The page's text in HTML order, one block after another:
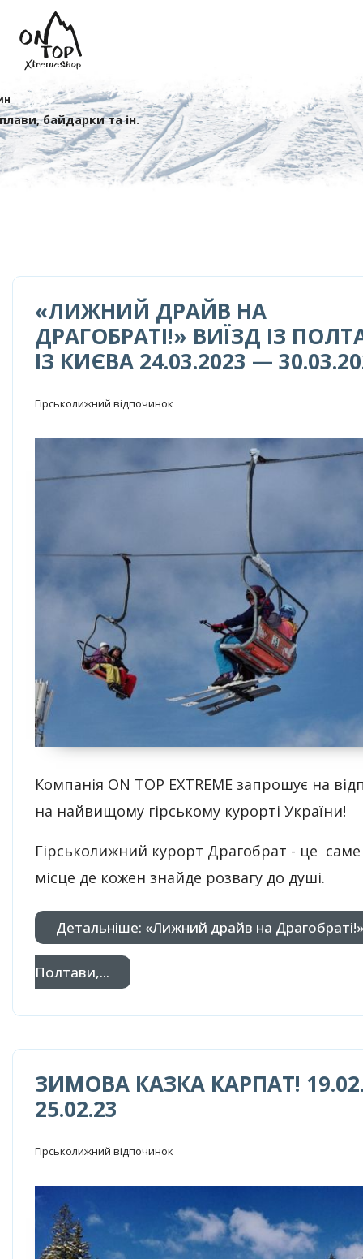
байдарки та ін.
«ЛИЖНИЙ ДРАЙВ НА
ДРАГОБРАТІ!» ВИЇЗД ІЗ
ІЗ КИЄВА 24.03.2023 —
Гірськолижний відпочинок
Компанія ON TOP EXTREMЕ запрошує на
на найвищому гірському курорті України!
Гірськолижний курорт Драгобрат - це саме
місце де кожен знайде розвагу до душі.
Детальніше: «Лижний драйв на Драгобраті!»
Полтави,...
ЗИМОВА КАЗКА КАРПАТ!
25.02.23
Гірськолижний відпочинок